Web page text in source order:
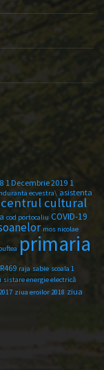
1 Decembrie 2019 1
ecvestra\ asistenta
centrul cultural
cod portocaliu COVID-19
mos nicolae
primaria
R469 raja sabie scoala 1
sistare energie electrică
ziua eroilor 2018 ziua